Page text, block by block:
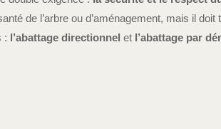
de l’arbre ou d’aménagement, mais il
: l’abattage directionnel etl’abattage par